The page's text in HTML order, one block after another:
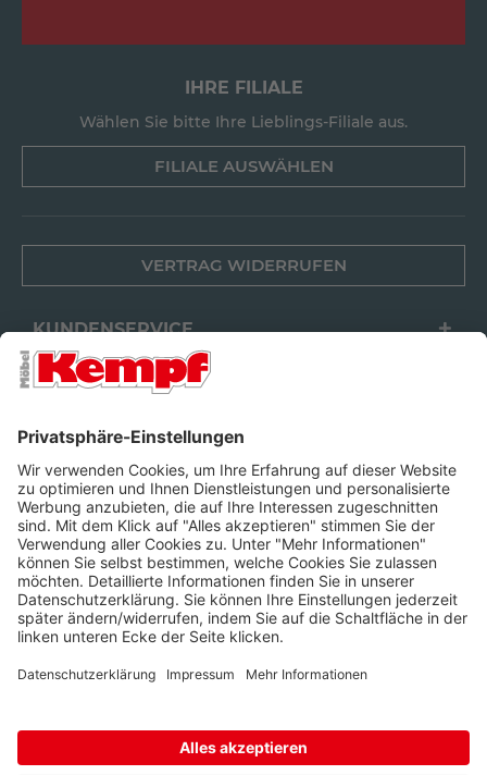
IHRE FILIALE
Wählen Sie bitte Ihre Lieblings-Filiale aus.
FILIALE AUSWÄHLEN
VERTRAG WIDERRUFEN
KUNDENSERVICE
FILIALEN
FOLGEN SIE UNS
Barrierefreiheit Cookie-Einstellungen Widerrufsrecht
Nachnahmegebühren, wenn nicht anders beschrieben.
* Wir nutzen Trusted Shops als unabhängigen Dienstleister für die
Einholung von Bewertungen. Trusted Shops hat Maßnahmen